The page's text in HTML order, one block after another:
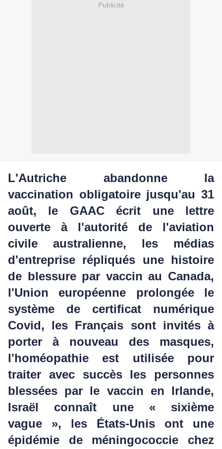
Publicité
L'Autriche abandonne la
vaccination obligatoire jusqu'au 31
août, le GAAC écrit une lettre
ouverte à l'autorité de l'aviation
civile australienne, les médias
d'entreprise répliqués une histoire
de blessure par vaccin au Canada,
l'Union européenne prolongée le
système de certificat numérique
Covid, les Français sont invités à
porter à nouveau des masques,
l'homéopathie est utilisée pour
traiter avec succès les personnes
blessées par le vaccin en Irlande,
Israël connaît une « sixième
vague », les États-Unis ont une
épidémie de méningococcie chez